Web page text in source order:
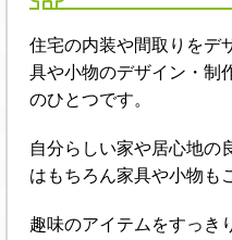
住宅の内装や間取りをデ
具や小物のデザイン・制
のひとつです。
自分らしい家や居心地の
はもちろん家具や小物も
趣味のアイテムをすっき